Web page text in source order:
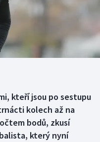
kteří jsou po sestupu
kolech až na
bodů, zkusí
který nyní